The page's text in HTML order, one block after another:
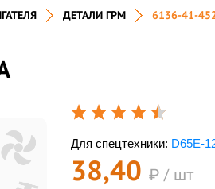
ДЕТАЛИ ГРМ 6136-41-
Для спецтехники: D65E-
38,40 ₽ / шт